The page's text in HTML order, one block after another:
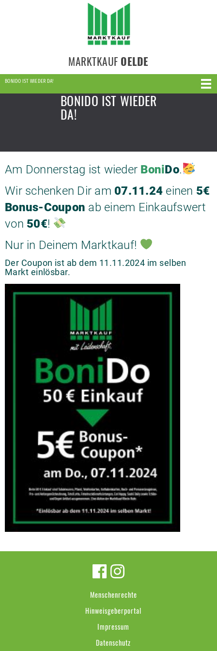
MARKTKAUF OELDE
BONIDO IST WIEDER DA!
BONIDO IST WIEDER
DA!
Am Donnerstag ist wieder BoniDo.
Wir schenken Dir am 07.11.24 einen 5€
Bonus-Coupon ab einem Einkaufswert
von 50€!
Nur in Deinem Marktkauf!
Der Coupon ist ab dem 11.11.2024 im selben
Markt einlösbar.
Menschenrechte
Hinweisgeberportal
Impressum
Datenschutz